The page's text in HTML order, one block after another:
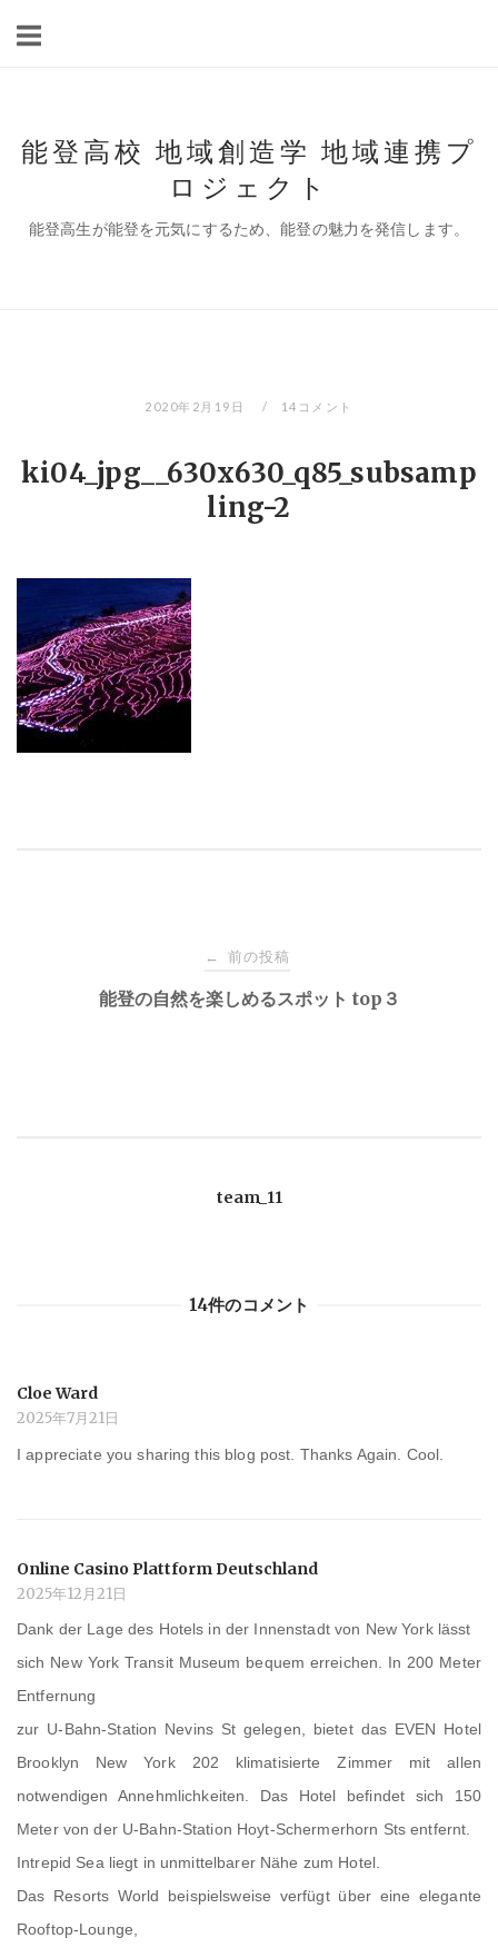
能登高校 地域創造学 地域連携プ
ロジェクト
能登高生が能登を元気にするため、能登の魅力を発信します。
2020年2月19日 14コメント
ki04_jpg__630x630_q85_subsamp
ling-2
ン
← 前の投稿
能登の自然を楽しめるスポット top３
team_11
14件のコメント
Cloe Ward
2025年7月21日
I appreciate you sharing this blog post. Thanks Again. Cool.
Online Casino Plattform Deutschland
2025年12月21日
Dank der Lage des Hotels in der Innenstadt von New York lässt
sich New York Transit Museum bequem erreichen. In 200 Meter
Entfernung
zur U-Bahn-Station Nevins St gelegen, bietet das EVEN Hotel
Brooklyn New York 202 klimatisierte Zimmer mit allen
notwendigen Annehmlichkeiten. Das Hotel befindet sich 150
Meter von der U-Bahn-Station Hoyt-Schermerhorn Sts entfernt.
Intrepid Sea liegt in unmittelbarer Nähe zum Hotel.
Das Resorts World beispielsweise verfügt über eine elegante
Rooftop-Lounge,